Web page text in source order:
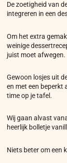
De zoetigheid van
integreren in een
Om het extra
weinige
juist moet afwegen.
Gewoon losjes uit
en met een beperkt
time op je tafel.
Wij gaan alvast
heerlijk bolletje
Niets beter om een